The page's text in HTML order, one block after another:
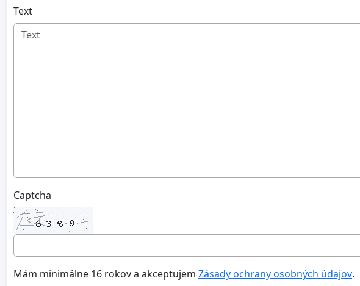
Text
Captcha
Mám minimálne 16 rokov a akceptujem Zásady ochrany osobných údajov.